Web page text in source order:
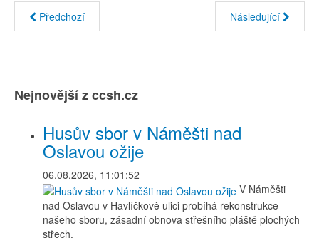
Předchozí Následující
Nejnovější z ccsh.cz
Husův sbor v Náměšti nad
Oslavou ožije
06.08.2026, 11:01:52
V Náměšti
nad Oslavou v Havlíčkově ulici probíhá rekonstrukce
našeho sboru, zásadní obnova střešního pláště plochých
střech.